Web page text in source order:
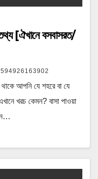
তথ্য [ঐখানে বসবাসরত/
আপনি যে শহরে বা যে
খরচ কেমন? বাসা পাওয়া